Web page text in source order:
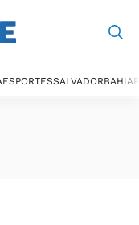
ESPORTESSALVADORBAHIA